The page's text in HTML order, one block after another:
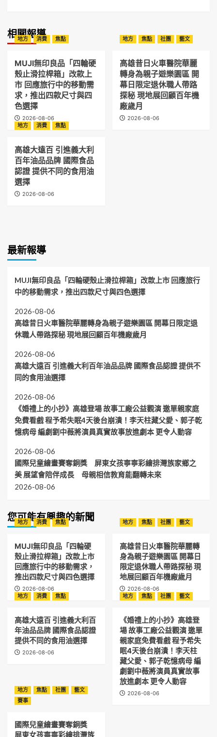
相關報導
地方 消費 焦點
MUJI無印良品「四輪硬
殼止滑拉桿箱」改款上
市 回應旅行中的移動需
求，推出四款尺寸與四
色選擇
2026-08-06
地方 焦點 社團 藝文
高雄昔日火車醫院華麗
轉身為親子遊樂園區 開
幕日限定退休職人帶路
探秘 現地展回顧百年機
廠歲月
2026-08-06
地方
消費 焦點
高雄大遠百 引進義大利
百年油品品牌 國際食品
認證 提供不同的食用油
選擇
2026-08-06
最新報導
MUJI無印良品「四輪硬殼止滑拉桿箱」改款上市 回應旅行
中的移動需求，推出四款尺寸與四色選擇
2026-08-06
高雄昔日火車醫院華麗轉身為親子遊樂園區 開幕日限定退
休職人帶路探秘 現地展回顧百年機廠歲月
2026-08-06
高雄大遠百 引進義大利百年油品品牌 國際食品認證 提供不
同的食用油選擇
2026-08-06
《婚禮上的小抄》高雄登場 故事工廠公益觀演 邀單親家庭
免費看戲 程予希失眠4天後台崩潰！李天柱藏父愛、郭子乾
憶病母 編劇劉中薇將演員真實故事放進劇本 更令人動容
2026-08-06
國際兒童繪畫賽奪銅獎 屏東女孩寧寧彩繪排灣族家鄉之
美 展望會陪伴成長 母親相信教育能翻轉未來
2026-08-06
您可能有興趣的新聞
地方 消費 焦點
MUJI無印良品「四輪硬
殼止滑拉桿箱」改款上市
回應旅行中的移動需求，
推出四款尺寸與四色選擇
2026-08-06
地方 焦點 社團 藝文
高雄昔日火車醫院華麗轉
身為親子遊樂園區 開幕日
限定退休職人帶路探秘 現
地展回顧百年機廠歲月
2026-08-06
地方
消費 焦點
高雄大遠百 引進義大利百
年油品品牌 國際食品認證
提供不同的食用油選擇
2026-08-06
地方 焦點 社團 藝文
《婚禮上的小抄》高雄登
場 故事工廠公益觀演 邀單
親家庭免費看戲 程予希失
眠4天後台崩潰！李天柱
藏父愛、郭子乾憶病母 編
劇劉中薇將演員真實故事
放進劇本 更令人動容
2026-08-06
地方 焦點 社團
藝文
賽事
國際兒童繪畫賽奪銅獎
屏東女孩寧寧彩繪排灣族